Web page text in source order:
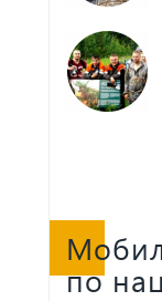
по